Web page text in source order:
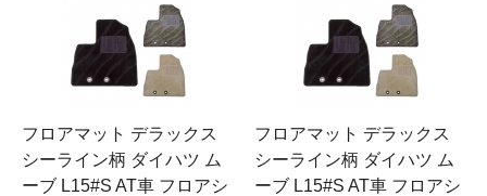
フロアマット デラックス
シーライン柄 ダイハツ ム
ーブ L15#S AT車 フロアシ
フロアマット デラックス
シーライン柄 ダイハツ ム
ーブ L15#S AT車 フロアシ